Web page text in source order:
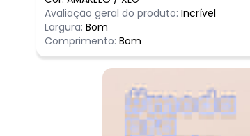
Avaliação geral do produto: Incrível
Largura: Bom
Comprimento: Bom